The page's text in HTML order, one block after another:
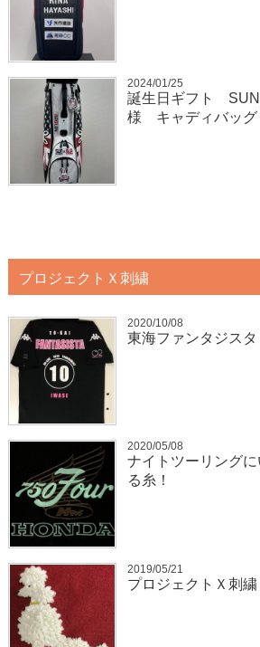
2024/01/25
誕生日ギフト
様 キャディバッグ
プロジェクトＸ刺繍
2020/10/08
東海ファンタジスタ
2020/05/08
ナイトツーリング
る糸！
2019/05/21
プロジェクトＸ刺繍